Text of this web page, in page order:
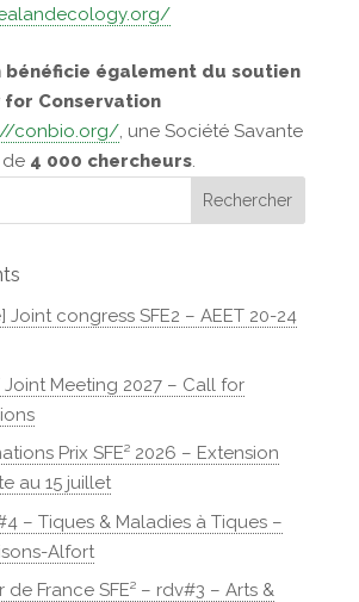
également du soutien
Conservation
conbio.org/, une Société Savante
de 4 000 chercheurs.
Joint congress SFE2 – AEET 20-24
Joint Meeting 2027 – Call for
Prix SFE² 2026 – Extension
au 15 juillet
– Tiques & Maladies à Tiques –
Alfort
de France SFE² – rdv#3 – Arts &